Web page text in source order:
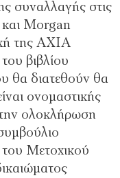
συναλλαγής στις
Morgan
της AXIA
βιβλίου
θα διατεθούν θα
ονομαστικής
ολοκλήρωση
του Μετοχικού